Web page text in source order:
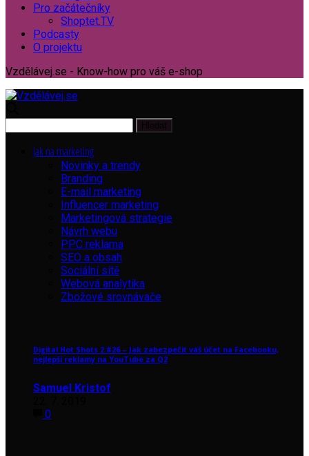
Pro začátečníky
Shoptet.TV
Podcasty
O projektu
Vzdělávej.se - Know-how pro váš e-shop
Jak na marketing
Novinky a trendy
Branding
E-mail marketing
Influencer marketing
Marketingová strategie
Návrh webu
PPC reklama
SEO a obsah
Sociální sítě
Webová analytika
Zbožové srovnávače
Digital Hot Shots 2 #26 – Jak zabezpečit váš účet na Facebooku,
nejlepší reklamy na YouTube za Q2
Samuel Kristof
0